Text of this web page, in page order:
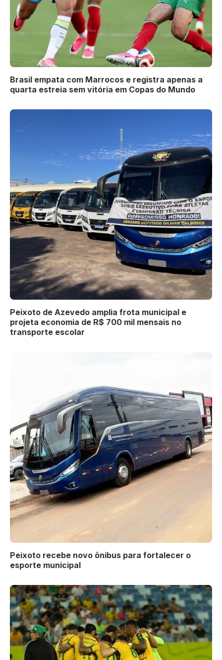
Brasil empata com Marrocos e registra apenas a
quarta estreia sem vitória em Copas do Mundo
Peixoto de Azevedo amplia frota municipal e
projeta economia de R$ 700 mil mensais no
transporte escolar
Peixoto recebe novo ônibus para fortalecer o
esporte municipal